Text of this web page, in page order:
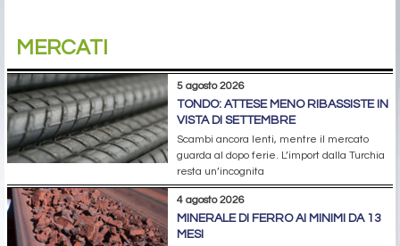
MERCATI
5 agosto 2026
TONDO: ATTESE MENO RIBASSISTE IN
VISTA DI SETTEMBRE
Scambi ancora lenti, mentre il mercato
guarda al dopo ferie. L’import dalla Turchia
resta un’incognita
4 agosto 2026
MINERALE DI FERRO AI MINIMI DA 13
MESI